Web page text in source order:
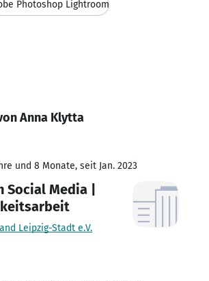
Photoshop Lightroom
Anna Klytta
und 8 Monate, seit Jan. 2023
Social Media |
Leipzig-Stadt e.V.